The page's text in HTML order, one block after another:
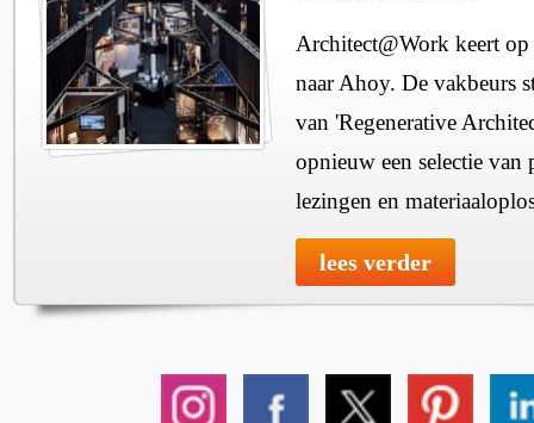
Architect@Work keert
naar Ahoy. De vakbeurs
van 'Regenerative
opnieuw een selectie van
lezingen en
lees verder